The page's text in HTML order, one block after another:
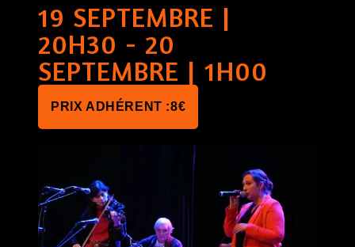
19 SEPTEMBRE |
20H30 - 20
SEPTEMBRE | 1H00
8€